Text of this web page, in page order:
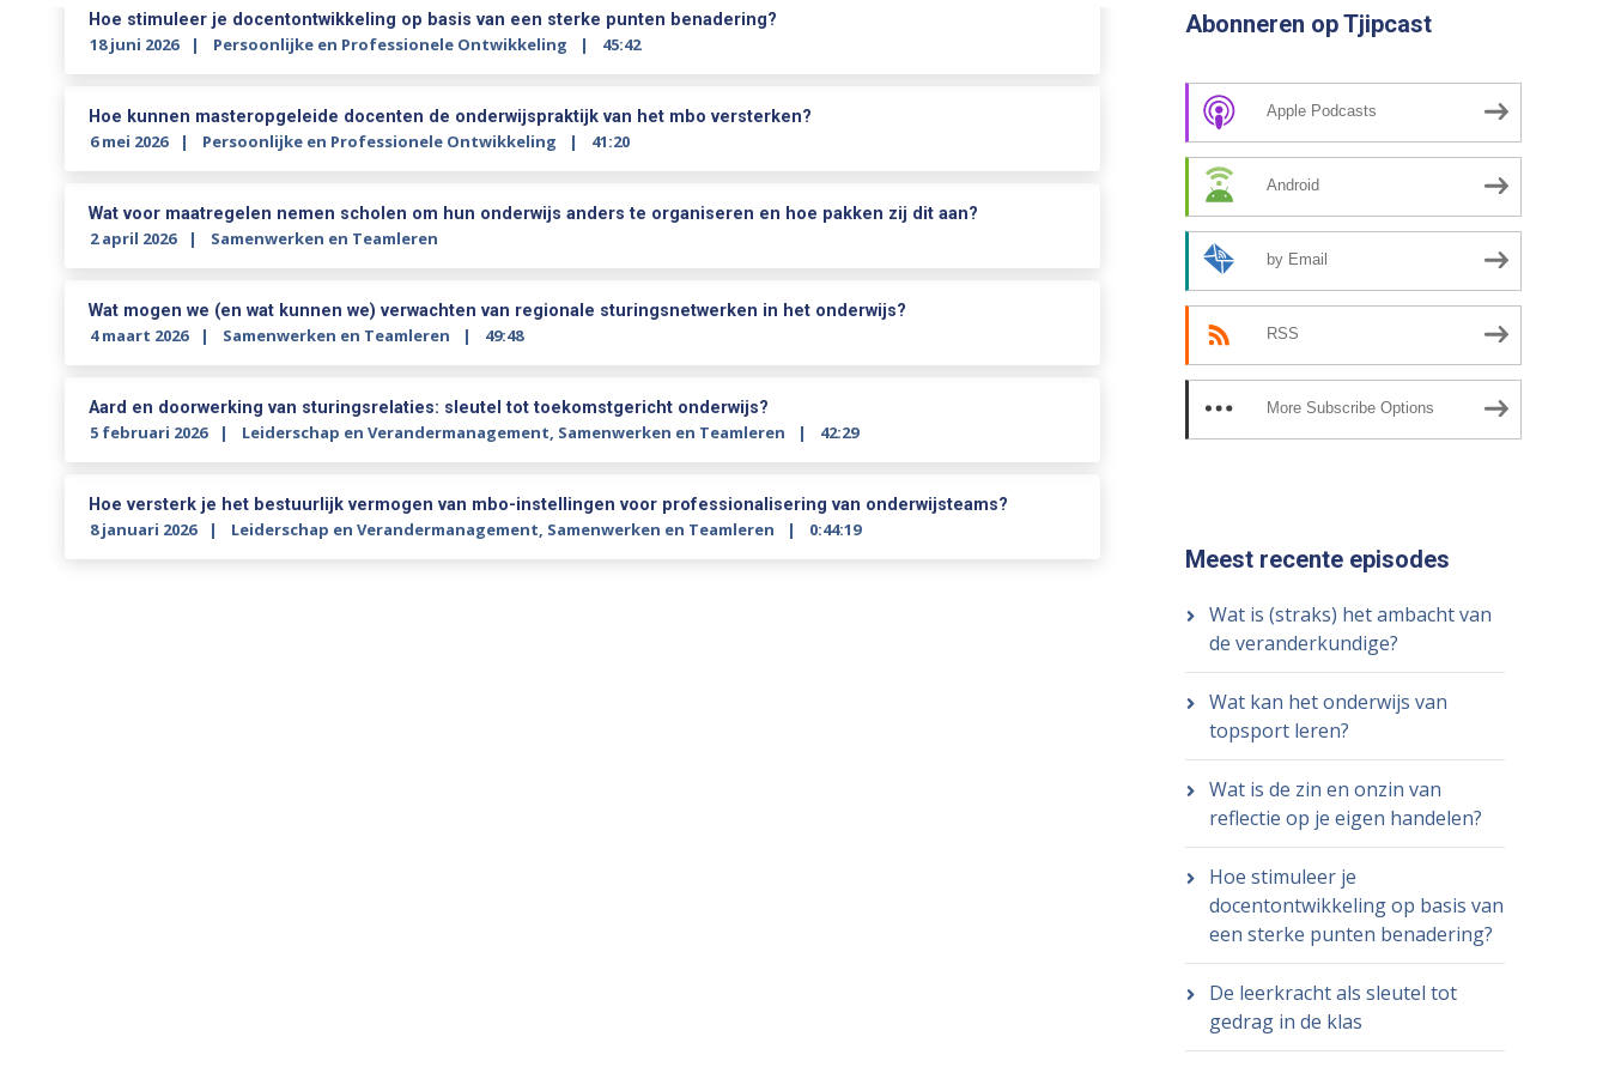
Hoe stimuleer je docentontwikkeling op basis van een sterke punten benadering?
18 juni 2026 Persoonlijke en Professionele Ontwikkeling 45:42
Hoe kunnen masteropgeleide docenten de onderwijspraktijk van het mbo versterken?
6 mei 2026 Persoonlijke en Professionele Ontwikkeling 41:20
Wat voor maatregelen nemen scholen om hun onderwijs anders te organiseren en hoe pakken zij dit aan?
2 april 2026 Samenwerken en Teamleren
Wat mogen we (en wat kunnen we) verwachten van regionale sturingsnetwerken in het onderwijs?
4 maart 2026 Samenwerken en Teamleren 49:48
Aard en doorwerking van sturingsrelaties: sleutel tot toekomstgericht onderwijs?
5 februari 2026 Leiderschap en Verandermanagement, Samenwerken en Teamleren 42:29
Hoe versterk je het bestuurlijk vermogen van mbo-instellingen voor professionalisering van onderwijsteams?
8 januari 2026 Leiderschap en Verandermanagement, Samenwerken en Teamleren 0:44:19
Abonneren op Tjipcast
Apple Podcasts
Android
by Email
RSS
More Subscribe Options
Meest recente episodes
Wat is (straks) het ambacht van
de veranderkundige?
Wat kan het onderwijs van
topsport leren?
Wat is de zin en onzin van
reflectie op je eigen handelen?
Hoe stimuleer je
docentontwikkeling op basis van
een sterke punten benadering?
De leerkracht als sleutel tot
gedrag in de klas